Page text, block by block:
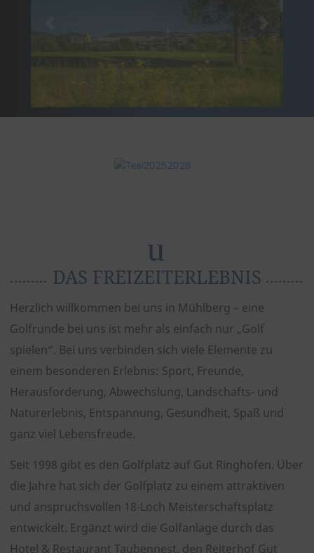
weiter
DAS FREIZEITERLEBNIS
Herzlich willkommen bei uns in Mühlberg – eine
Golfrunde bei uns ist mehr als einfach nur „Golf
einem besonderen Erlebnis: Sport, Freunde,
Herausforderung, Abwechslung, Landschafts- und
Naturerlebnis, Entspannung, Gesundheit, Spaß und
ganz viel Lebensfreude.